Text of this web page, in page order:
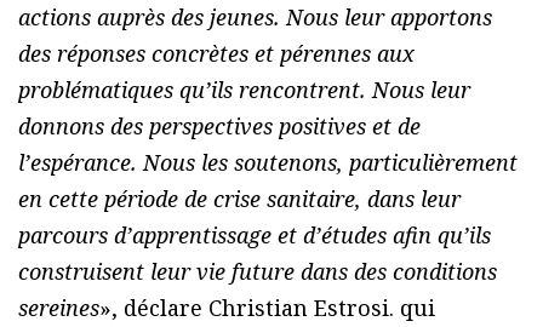
actions auprès des jeunes. Nous leur apportons
des réponses concrètes et pérennes aux
problématiques qu’ils rencontrent. Nous leur
donnons des perspectives positives et de
l’espérance. Nous les soutenons, particulièrement
en cette période de crise sanitaire, dans leur
parcours d’apprentissage et d’études afin qu’ils
construisent leur vie future dans des conditions
sereines», déclare Christian Estrosi. qui